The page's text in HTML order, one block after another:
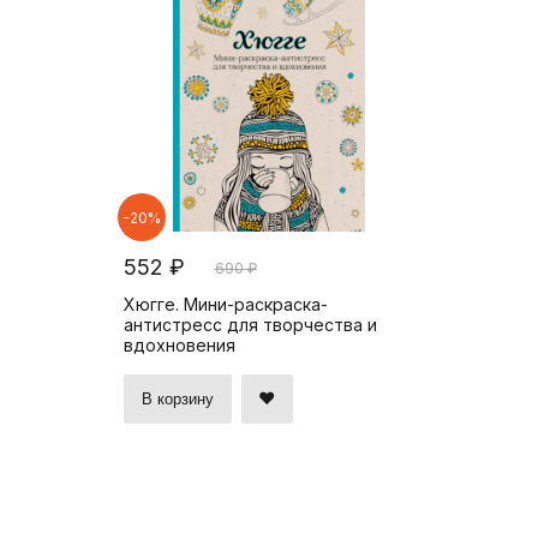
-20%
552 ₽ 690 ₽
Хюгге. Мини-раскраска-
антистресс для творчества и
вдохновения
В корзину